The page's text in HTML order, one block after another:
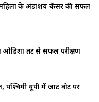
महिला के अंडाशय कैंसर की सफल
ओडिशा तट से सफल परीक्षण
पश्चिमी यूपी में जाट वोट पर